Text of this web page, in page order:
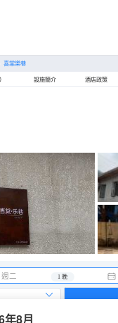
喜棠樂巷
設施簡介 酒店政策
週二 1 晚
年8月